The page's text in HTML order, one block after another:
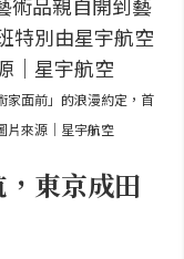
家面前」的浪漫約定，首
片來源｜星宇航空
東京成田